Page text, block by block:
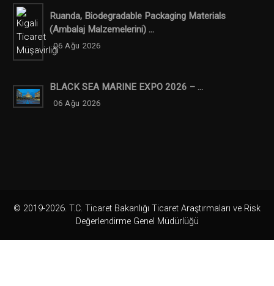
Ruanda, Biodegradable Packaging Materials
(ambalaj Malzemelerini) ...
06 Ağu 2026
BLACK SEA MARINE EXPO 2026 – ...
06 Ağu 2026
© 2019-2026. T.C. Ticaret Bakanlığı Ticaret Araştırmaları ve Risk
Değerlendirme Genel Müdürlüğü